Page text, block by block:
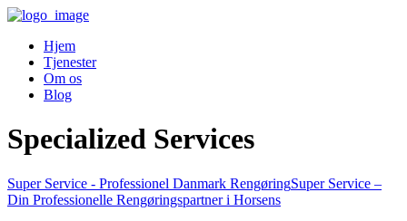
Hjem
Tjenester
Om os
Blog
Specialized Services
Super Service - Professionel Danmark RengøringSuper Service –
Din Professionelle Rengøringspartner i Horsens